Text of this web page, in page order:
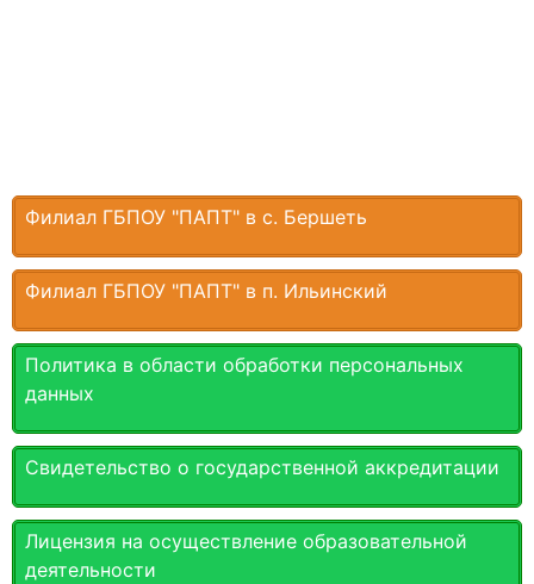
Филиал ГБПОУ "ПАПТ" в с. Бершеть
Филиал ГБПОУ "ПАПТ" в п. Ильинский
Политика в области обработки персональных
данных
Свидетельство о государственной аккредитации
Лицензия на осуществление образовательной
деятельности